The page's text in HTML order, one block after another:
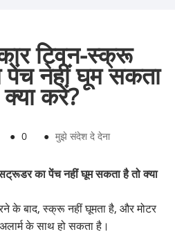
ट्विन-स्क्रू
नहीं घूम सकता
करें?
● 0 ● मुझे संदेश दे देना
का पेंच नहीं घूम सकता है तो क्या
के बाद, स्क्रू नहीं घूमता है, और मोटर
के साथ हो सकता है।